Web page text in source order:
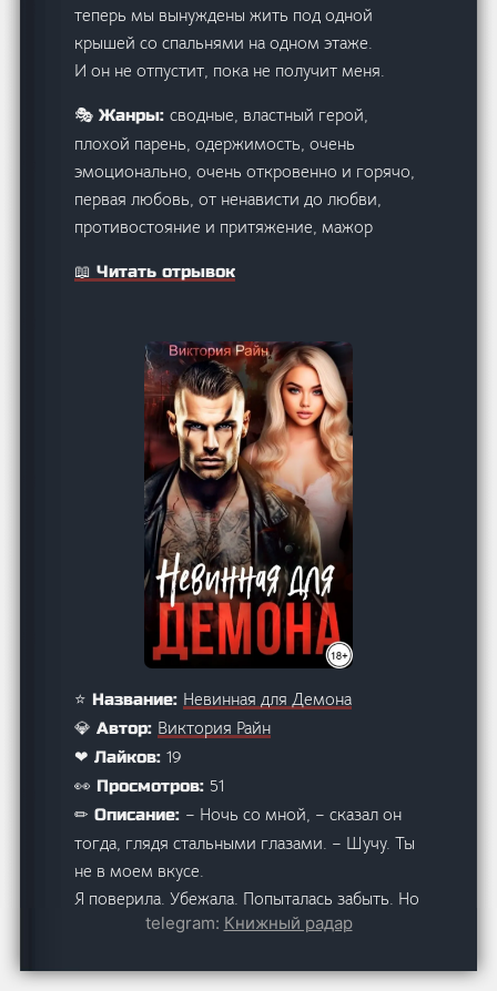
теперь мы вынуждены жить под одной
крышей со спальнями на одном этаже.
И он не отпустит, пока не получит меня.
🎭 Жанры:сводные, властный герой,
плохой парень, одержимость, очень
эмоционально, очень откровенно и горячо,
первая любовь, от ненависти до любви,
противостояние и притяжение, мажор
📖 Читать отрывок
⭐ Название: Невинная для Демона
💎 Автор: Виктория Райн
❤ Лайков:19
👀 Просмотров: 51
✏ Описание: – Ночь со мной, – сказал он
тогда, глядя стальными глазами. – Шучу. Ты
не в моем вкусе.
Я поверила. Убежала. Попыталась забыть. Но
когда мою подругу выставляют лотом в
становится трофеем, я возвращаюсь к нему.
telegram: Книжный радар